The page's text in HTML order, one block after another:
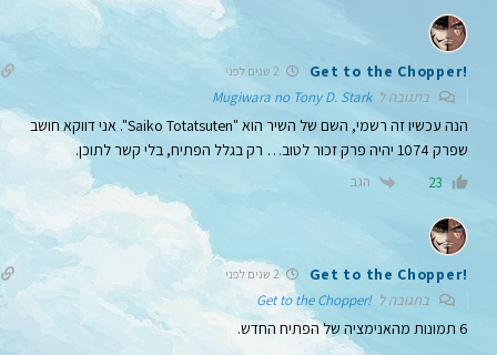
!Get to the Chopper
בתגובה לMugiwara no Tony D. Stark
הנה עכשיו זה רשמי, השם של השיר הוא "Saiko Totatsuten". אני דווקא חושב
שפרק 1074 יהיה פרק זכור לטוב… רק בגלל הפתיח, בלי קשר לתוכן.
23 הגב
!Get to the Chopper 2 שנים לפני
בתגובה ל!Get to the Chopper
6 תמונות מהאנימציה של הפתיח החדש.